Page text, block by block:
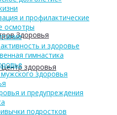
Здоровья
здоровья
и профилактические
осмотры
и здоровье
гимнастика
здоровья
и предупреждения
подростков